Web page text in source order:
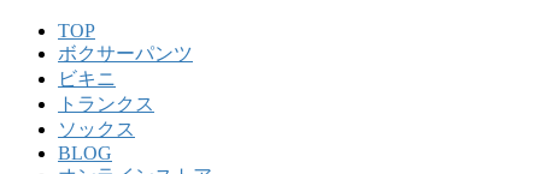
TOP
ボクサーパンツ
ビキニ
トランクス
ソックス
BLOG